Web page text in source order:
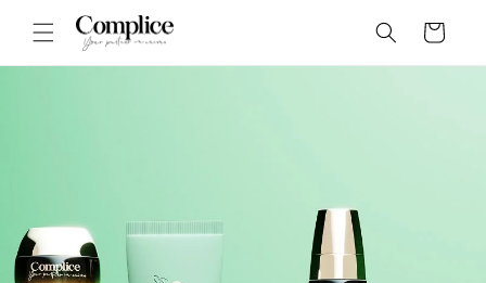
Skip to
content
Panier